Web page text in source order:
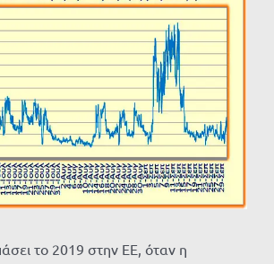
το 2019 στην ΕΕ, όταν η